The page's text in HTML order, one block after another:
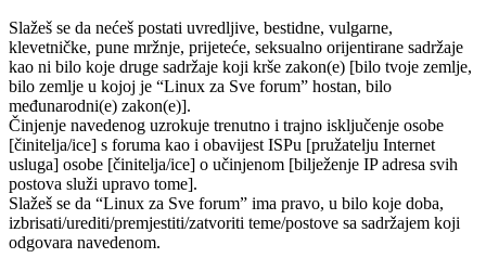
Slažeš se da nećeš postati uvredljive, bestidne, vulgarne,
klevetničke, pune mržnje, prijeteće, seksualno orijentirane sadržaje
kao ni bilo koje druge sadržaje koji krše zakon(e) [bilo tvoje zemlje,
bilo zemlje u kojoj je “Linux za Sve forum” hostan, bilo
međunarodni(e) zakon(e)].
Činjenje navedenog uzrokuje trenutno i trajno isključenje osobe
[činitelja/ice] s foruma kao i obavijest ISPu [pružatelju Internet
usluga] osobe [činitelja/ice] o učinjenom [bilježenje IP adresa svih
postova služi upravo tome].
Slažeš se da “Linux za Sve forum” ima pravo, u bilo koje doba,
izbrisati/urediti/premjestiti/zatvoriti teme/postove sa sadržajem koji
odgovara navedenom.